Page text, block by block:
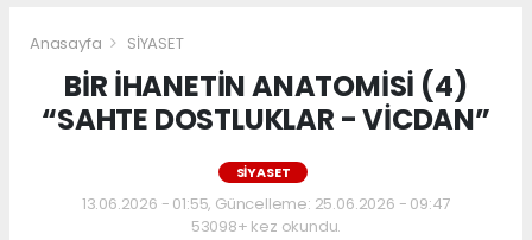
Anasayfa SİYASET
BİR İHANETİN ANATOMİSİ (4)
“SAHTE DOSTLUKLAR - VİCDAN”
SİYASET
13.06.2026 - 01:55, Güncelleme: 25.06.2026 - 09:47
53098+ kez okundu.